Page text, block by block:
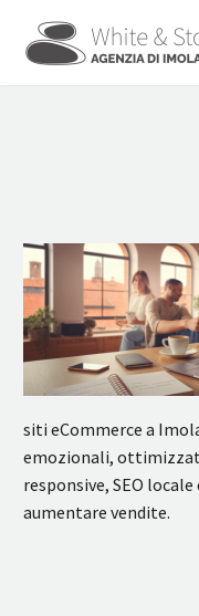
siti eCommerce a
emozionali,
responsive, SEO
aumentare vendite.